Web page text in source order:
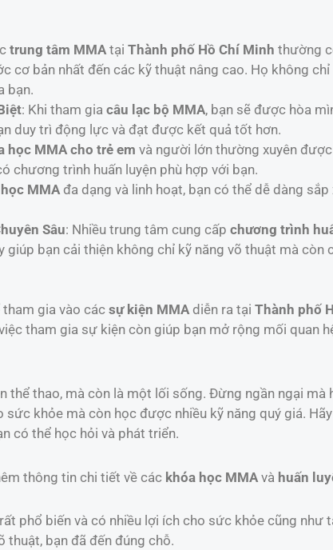
trung tâm MMA tại Thành phố Hồ Chí Minh thường
cơ bản nhất đến các kỹ thuật nâng cao. Họ không
bạn.
: Khi tham gia câu lạc bộ MMA, bạn sẽ được hòa
duy trì động lực và đạt được kết quả tốt hơn.
học MMA cho trẻ em và người lớn thường xuyên
chương trình huấn luyện phù hợp với bạn.
MMA đa dạng và linh hoạt, bạn có thể dễ dàng
Sâu: Nhiều trung tâm cung cấp chương trình
giúp bạn cải thiện không chỉ kỹ năng võ thuật mà còn
gia vào các sự kiện MMAdiễn ra tại Thành phố
tham gia sự kiện còn giúp bạn mở rộng mối quan
thể thao, mà còn là một lối sống. Đừng ngần ngại mà
sức khỏe mà còn học được nhiều kỹ năng quý giá.
có thể học hỏi và phát triển.
thông tin chi tiết về các khóa học MMA và huấn
phổ biến và có nhiều lợi ích cho sức khỏe cũng
thuật, bạn đã đến đúng chỗ.